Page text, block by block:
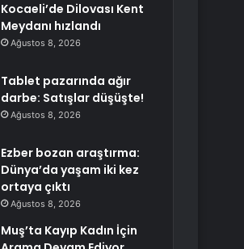
Kocaeli’de Dilovası Kent
Meydanı hızlandı
Ağustos 8, 2026
Tablet pazarında ağır
darbe: Satışlar düşüşte!
Ağustos 8, 2026
Ezber bozan araştırma:
Dünya’da yaşam iki kez
ortaya çıktı
Ağustos 8, 2026
Muş’ta Kayıp Kadın İçin